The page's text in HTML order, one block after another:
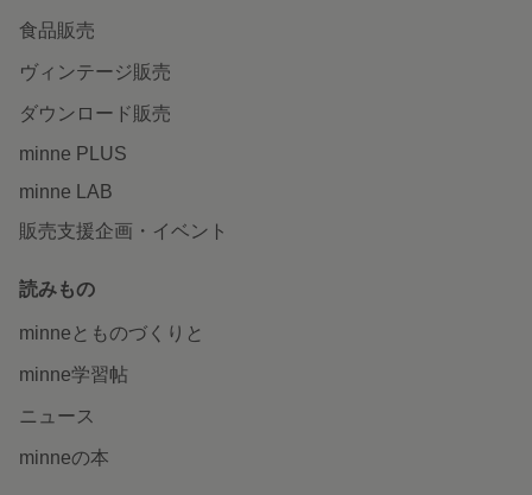
食品販売
ヴィンテージ販売
ダウンロード販売
minne PLUS
minne LAB
販売支援企画・イベント
読みもの
minneとものづくりと
minne学習帖
ニュース
minneの本